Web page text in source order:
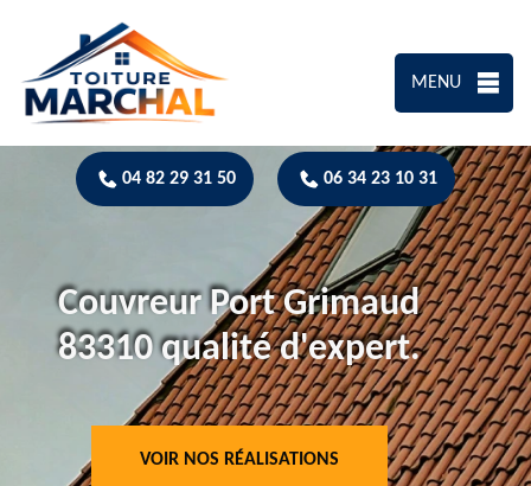
MENU
04 82 29 31 50 06 34 23 10 31
Couvreur Port Grimaud
83310 qualité d'expert.
VOIR NOS RÉALISATIONS